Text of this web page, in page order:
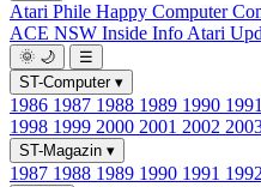
Atari Phile Happy Computer
ACE NSW Inside Info Atari
🌞 🌙
☰
ST-Computer ▾
1986 1987 1988 1989 1990 1991
1998 1999 2000 2001 2002
ST-Magazin ▾
1987 1988 1989 1990 1991 1992